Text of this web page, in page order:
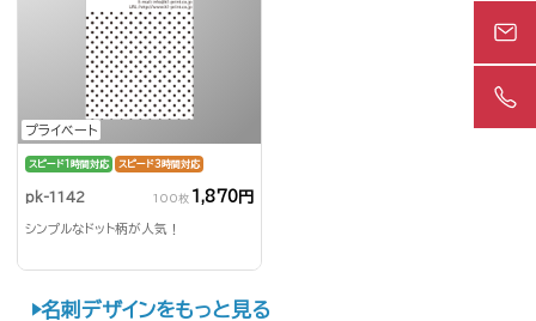
プライベート
スピード1時間対応 スピード3時間対応
pk-1142 100枚 1,870円
シンプルなドット柄が人気！
名刺デザインをもっと見る